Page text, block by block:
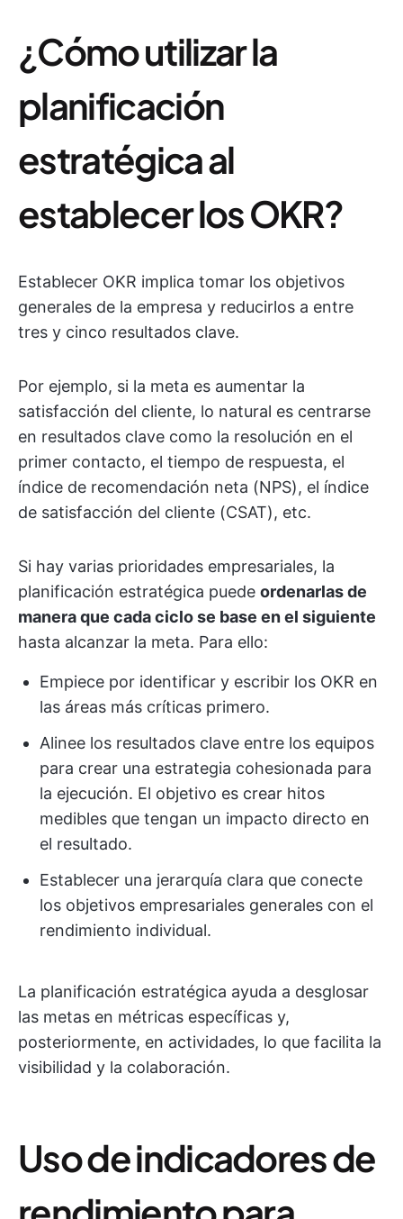
¿Cómo utilizar la
planificación
estratégica al
establecer los OKR?
Establecer OKR implica tomar los objetivos
generales de la empresa y reducirlos a entre
tres y cinco resultados clave.
Por ejemplo, si la meta es aumentar la
satisfacción del cliente, lo natural es centrarse
en resultados clave como la resolución en el
primer contacto, el tiempo de respuesta, el
índice de recomendación neta (NPS), el índice
de satisfacción del cliente (CSAT), etc.
Si hay varias prioridades empresariales, la
planificación estratégica puede ordenarlas de
manera que cada ciclo se base en el siguiente
hasta alcanzar la meta. Para ello:
Empiece por identificar y escribir los OKR en
las áreas más críticas primero.
Alinee los resultados clave entre los equipos
para crear una estrategia cohesionada para
la ejecución. El objetivo es crear hitos
medibles que tengan un impacto directo en
el resultado.
Establecer una jerarquía clara que conecte
los objetivos empresariales generales con el
rendimiento individual.
La planificación estratégica ayuda a desglosar
las metas en métricas específicas y,
posteriormente, en actividades, lo que facilita la
visibilidad y la colaboración.
Uso de indicadores de